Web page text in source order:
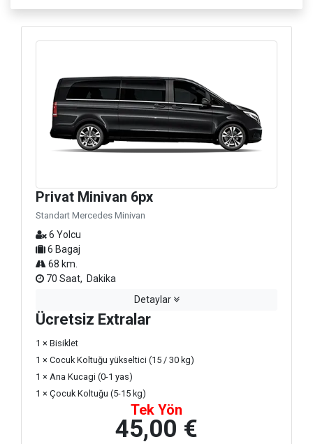
Privat Minivan 6px
Standart Mercedes Minivan
6 Yolcu
6 Bagaj
68 km.
70 Saat, Dakika
Detaylar
Ücretsiz Extralar
1 × Bisiklet
1 × Cocuk Koltuğu yükseltici (15 / 30 kg)
1 × Ana Kucagi (0-1 yas)
1 × Çocuk Koltuğu (5-15 kg)
Tek Yön
45,00 €